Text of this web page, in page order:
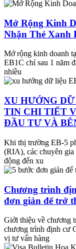
Mở Rộng Kinh
Nhận Thẻ Xanh
Mở rộng kinh doanh
EB1C chỉ sau 1 năm
nhiều
XU HƯỚNG
TIN CHI TIẾT
ĐẦU TƯ VÀ
Khi thị trường EB-5
(RIA), các chuyên gia
động đến xu
Chương trình
đơn giản để trở
Giới thiệu về chương
chương trình định cư
vị tư vấn hàng